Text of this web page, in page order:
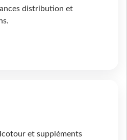
distribution et
et suppléments